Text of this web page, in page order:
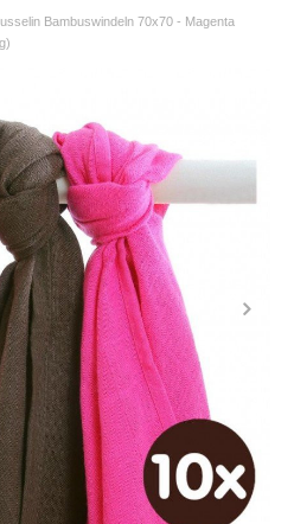
Bambuswindeln 70x70 - Magenta